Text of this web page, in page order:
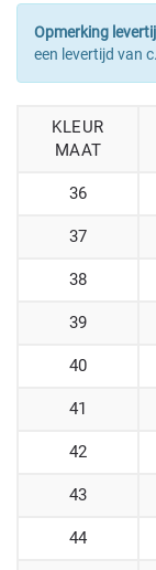
Opmerking
een levertijd van
KLEUR
MAAT
36
37
38
39
40
41
42
43
44